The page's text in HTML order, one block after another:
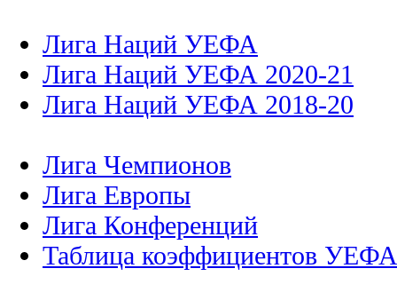
Лига Наций УЕФА
Лига Наций УЕФА 2020-21
Лига Наций УЕФА 2018-20
Лига Чемпионов
Лига Европы
Лига Конференций
Таблица коэффициентов УЕФА